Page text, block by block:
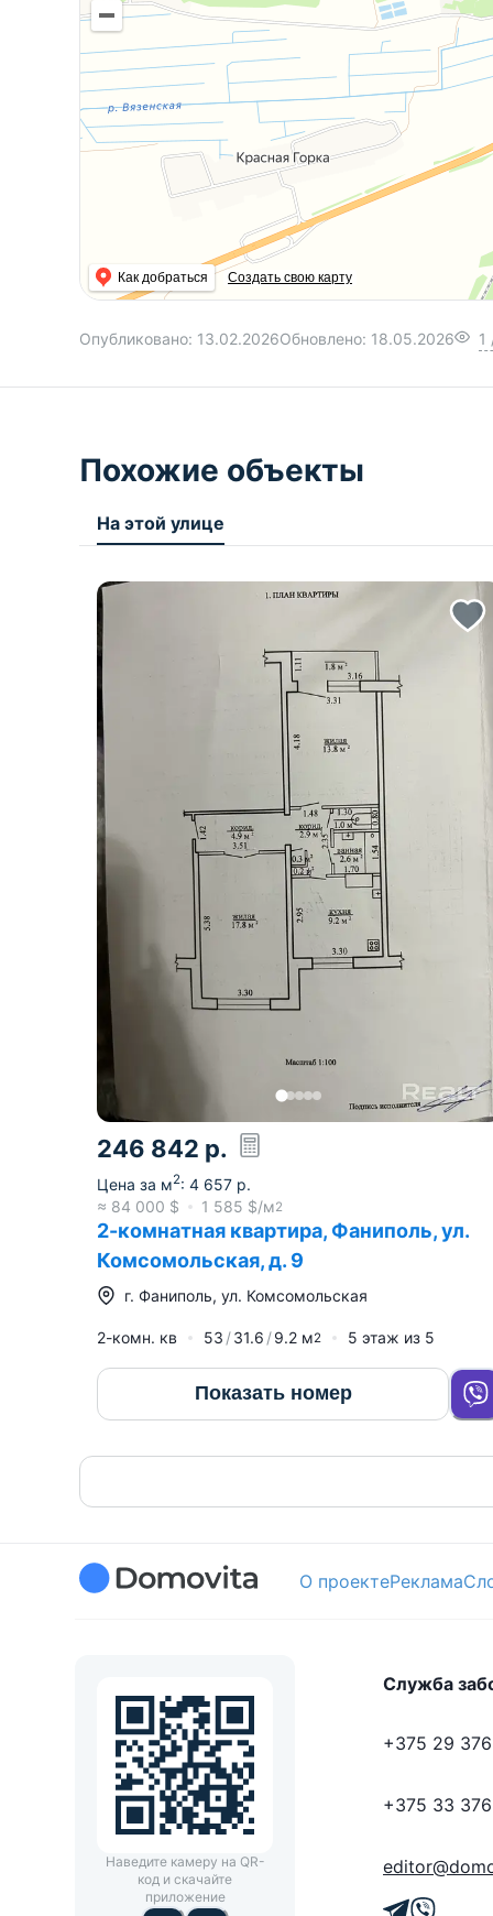
Как добраться Создать свою карту
Опубликовано: 13.02.2026Обновлено: 18.05.2026 1
Похожие объекты
На этой улице
246 842 р.
Цена за м2: 4 657 р.
≈ 84 000 $ 1 585 $/м2
2-комнатная квартира, Фаниполь, ул.
Комсомольская, д. 9
г. Фаниполь, ул. Комсомольская
2-комн. кв 53 31.6 9.2 м2 5 этаж из 5
Показать номер
О проектеРеклама
Наведите камеру на QR-
код и скачайте
приложение
Служба
+375 29
+375 33